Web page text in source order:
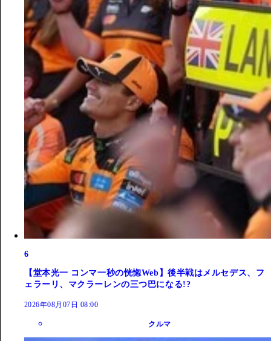
6
【堂本光一 コンマ一秒の恍惚Web】後半戦はメルセデス、フ
ェラーリ、マクラーレンの三つ巴になる!?
2026年08月07日 08:00
クルマ